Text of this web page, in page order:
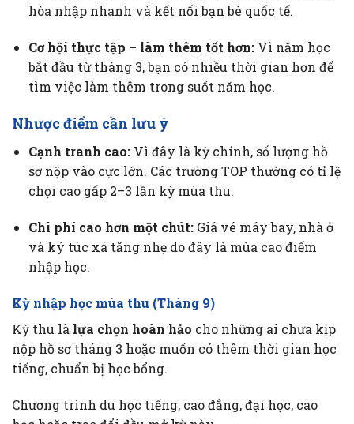
hòa nhập nhanh và kết nối bạn bè quốc tế.
Cơ hội thực tập – làm thêm tốt hơn:Vì năm học
bắt đầu từ tháng 3, bạn có nhiều thời gian hơn để
tìm việc làm thêm trong suốt năm học.
Nhược điểm cần lưu ý
Cạnh tranh cao:Vì đây là kỳ chính, số lượng hồ
sơ nộp vào cực lớn. Các trường TOP thường có tỉ lệ
chọi cao gấp 2–3 lần kỳ mùa thu.
Chi phí cao hơn một chút:Giá vé máy bay, nhà ở
và ký túc xá tăng nhẹ do đây là mùa cao điểm
nhập học.
Kỳ nhập học mùa thu (Tháng 9)
Kỳ thu là lựa chọn hoàn hảo cho những ai chưa kịp
nộp hồ sơ tháng 3 hoặc muốn có thêm thời gian học
tiếng, chuẩn bị học bổng.
Chương trình du học tiếng, cao đẳng, đại học, cao